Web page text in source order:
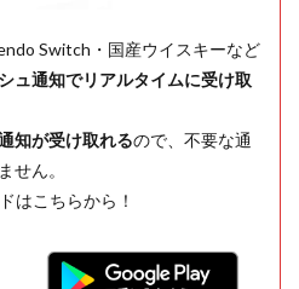
Switch・国産ウイスキーなど
ュ通知でリアルタイムに受け取
知が受け取れるので、不要な通
せん。
はこちらから！